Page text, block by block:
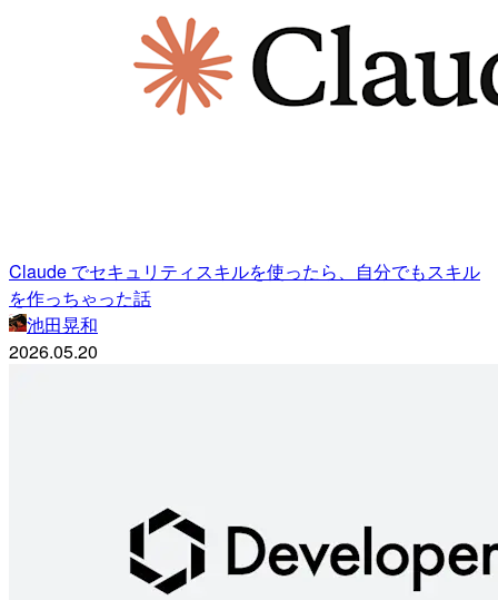
Claude でセキュリティスキルを使ったら、自分でもスキル
を作っちゃった話
池田晃和
2026.05.20